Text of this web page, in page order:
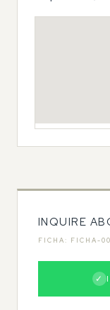
INQUIRE
FICHA: FICHA-
✓